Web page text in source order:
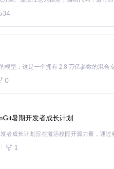
导入函数、导出函数和加载状态。
，展示程序依赖关系树状图，帮助
Search Order"窗口查看
状态栏显示具体加载错误原因，如"
，用户可以根据需求调整分析行为：
0
暑期开发者成长计划
1